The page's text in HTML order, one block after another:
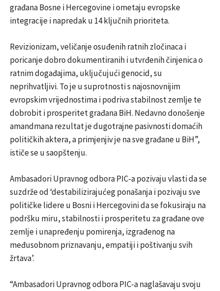
građana Bosne i Hercegovine i ometaju evropske
integracije i napredak u 14 ključnih prioriteta.
Revizionizam, veličanje osuđenih ratnih zločinaca i
poricanje dobro dokumentiranih i utvrđenih činjenica o
ratnim događajima, uključujući genocid, su
neprihvatljivi. To je u suprotnosti s najosnovnijim
evropskim vrijednostima i podriva stabilnost zemlje te
dobrobit i prosperitet građana BiH. Nedavno donošenje
amandmana rezultat je dugotrajne pasivnosti domaćih
političkih aktera, a primjenjiv je na sve građane u BiH”,
ističe se u saopštenju.
Ambasadori Upravnog odbora PIC-a pozivaju vlasti da se
suzdrže od ‘destabilizirajućeg ponašanja i pozivaju sve
političke lidere u Bosni i Hercegovini da se fokusiraju na
podršku miru, stabilnosti i prosperitetu za građane ove
zemlje i unapređenju pomirenja, izgrađenog na
međusobnom priznavanju, empatiji i poštivanju svih
žrtava’.
“Ambasadori Upravnog odbora PIC-a naglašavaju svoju